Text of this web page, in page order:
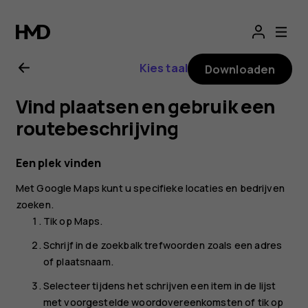
voor
Nokia
G21
Kies taal Downloaden
Vind plaatsen en gebruik een
routebeschrijving
Een plek vinden
MetGoogle Maps kunt u specifieke locaties en bedrijven
zoeken.
Tik op Maps.
Schrijf in de zoekbalk trefwoorden zoals een adres
of plaatsnaam.
Selecteer tijdens het schrijven een item in de lijst
met voorgestelde woordovereenkomsten of tik op